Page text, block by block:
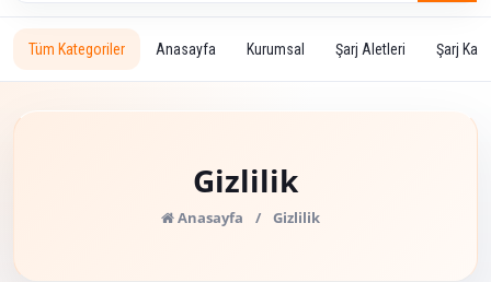
Tüm Kategoriler Anasayfa Kurumsal Şarj Aletleri Şarj
Gizlilik
Anasayfa / Gizlilik